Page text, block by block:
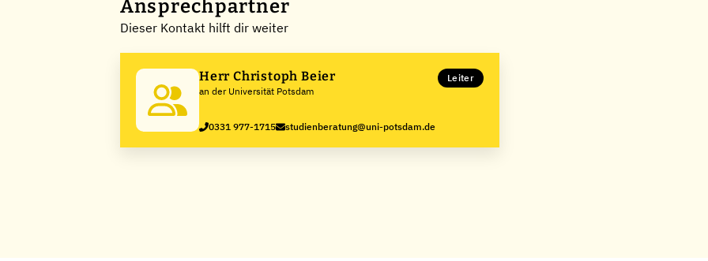
Ansprechpartner
Dieser Kontakt hilft dir weiter
Herr Christoph Beier
an der Universität Potsdam
Leiter
0331 977-1715 studienberatung@uni-potsdam.de